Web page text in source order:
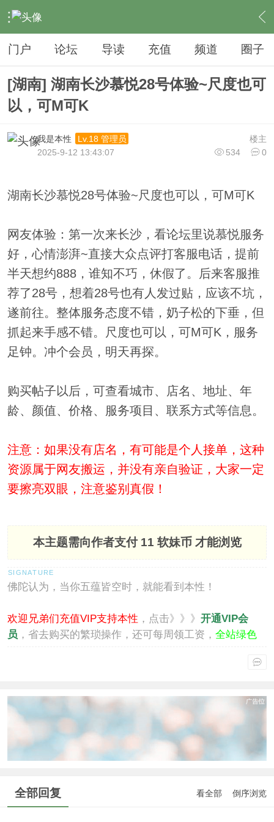
› 夜生活 › SPA › 内容
门户 论坛 导读 充值 频道 圈子
[湖南] 湖南长沙慕悦28号体验~尺度也可
以，可M可K
楼主
我是本性
Lv.18 管理员
534
0
2025-9-12 13:43:07
湖南长沙慕悦28号体验~尺度也可以，可M可K
网友体验：第一次来长沙，看论坛里说慕悦服务
好，心情澎湃~直接大众点评打客服电话，提前
半天想约888，谁知不巧，休假了。后来客服推
荐了28号，想着28号也有人发过贴，应该不坑，
遂前往。整体服务态度不错，奶子松的下垂，但
抓起来手感不错。尺度也可以，可M可K，服务
足钟。冲个会员，明天再探。
购买帖子以后，可查看城市、店名、地址、年
龄、颜值、价格、服务项目、联系方式等信息。
注意：如果没有店名，有可能是个人接单，这种
资源属于网友搬运，并没有亲自验证，大家一定
要擦亮双眼，注意鉴别真假！
本主题需向作者支付 11 软妹币 才能浏览
佛陀认为，当你五蕴皆空时，就能看到本性！
欢迎兄弟们充值VIP支持本性 ，点击》》》 开通VIP会
员 ，省去购买的繁琐操作，还可每周领工资， 全站绿色
全部回复 看全部 倒序浏览